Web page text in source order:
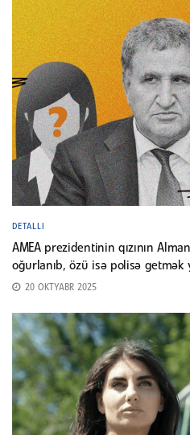
DETALLI
AMEA prezidentinin qızının
oğurlanıb, özü isə polisə getmək
20 OKTYABR 2025